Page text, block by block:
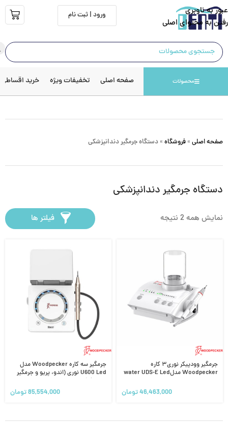
عبور به ناوبری
رفتن به محتوای اصلی
ورود | ثبت نام
محصولات صفحه اصلی تخفیفات ویژه خرید اقساطی
صفحه اصلی » فروشگاه » دستگاه جرمگیر دندانپزشکی
دستگاه جرمگیر دندانپزشکی
نمایش همه 2 نتیجه فیلتر ها
جرمگیر وودپیکر نوری۳ کاره
Woodpecker مدلwater UDS-E Led
46,463,000تومان
جرمگیر سه کاره Woodpecker مدل
U600 Led نوری (اندو، پریو و جرمگیر
وودپیکر)
85,554,000تومان